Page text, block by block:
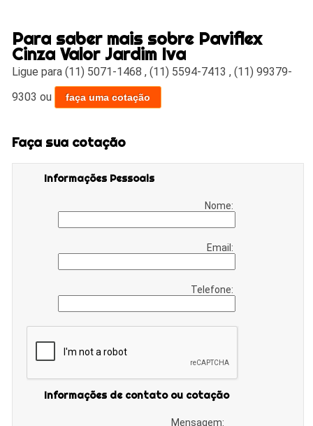
Para saber mais sobre Paviflex
Cinza Valor Jardim Iva
Ligue para(11) 5071-1468 ,(11) 5594-7413 ,(11) 99379-
9303 ou faça uma cotação
Faça sua cotação
Informações Pessoais
Nome:
Email:
Telefone:
Informações de contato ou cotação
Mensagem: